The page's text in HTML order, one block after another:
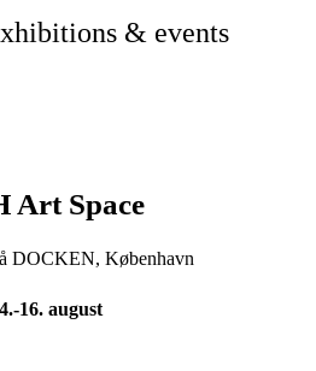
& events
Art Space
DOCKEN, København
16. august